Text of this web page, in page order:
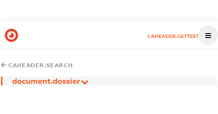
CAHEADER.GETTEST
CAHEADER.SEARCH
document.dossier